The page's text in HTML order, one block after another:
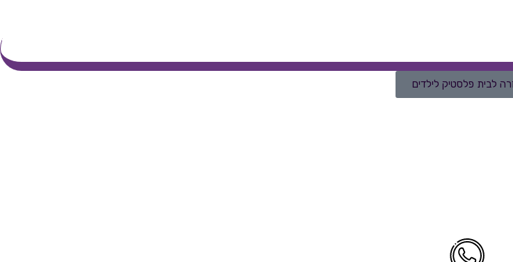
לבית פלסטיק לילדים